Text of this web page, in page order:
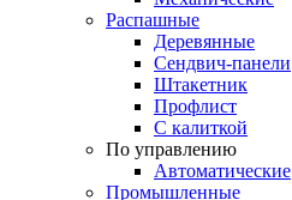
Распашные
Деревянные
Сендвич-панели
Штакетник
Профлист
С калиткой
По управлению
Автоматические
Промышленные